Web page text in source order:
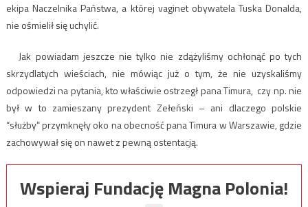
ekipa Naczelnika Państwa, a której vaginet obywatela Tuska Donalda,
nie ośmielił się uchylić.
Jak powiadam jeszcze nie tylko nie zdążyliśmy ochłonąć po tych
skrzydlatych wieściach, nie mówiąc już o tym, że nie uzyskaliśmy
odpowiedzi na pytania, kto właściwie ostrzegł pana Timura, czy np. nie
był w to zamieszany prezydent Zełeński – ani dlaczego polskie
“służby” przymknęły oko na obecność pana Timura w Warszawie, gdzie
zachowywał się on nawet z pewną ostentacją.
Wspieraj Fundację Magna Polonia!